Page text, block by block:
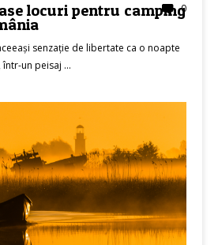
0
locuri pentru camping
senzație de libertate ca o noapte
un peisaj ...